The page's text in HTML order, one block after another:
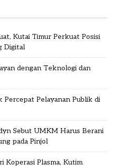
Kutai Timur Perkuat Posisi
Digital
dengan Teknologi dan
Percepat Pelayanan Publik di
Sebut UMKM Harus Berani
pada Pinjol
Koperasi Plasma, Kutim